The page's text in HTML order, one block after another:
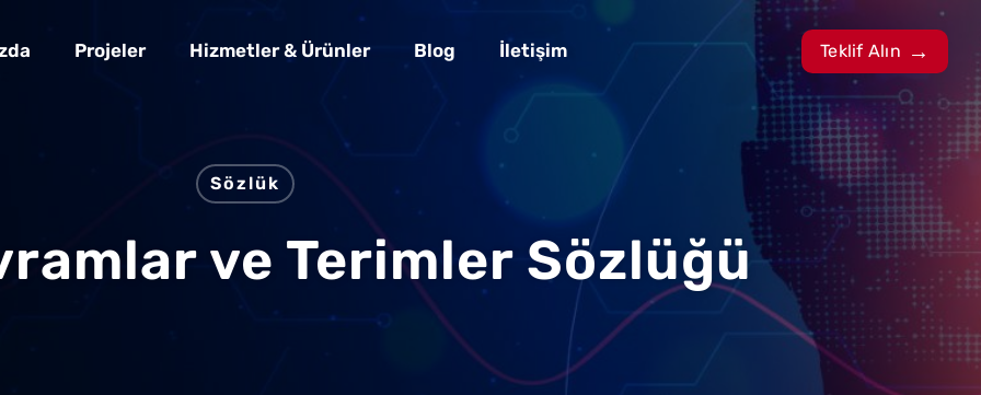
Projeler Hizmetler & Ürünler Blog İletişim Teklif Alın
Sözlük
ve Terimler Sözlüğü